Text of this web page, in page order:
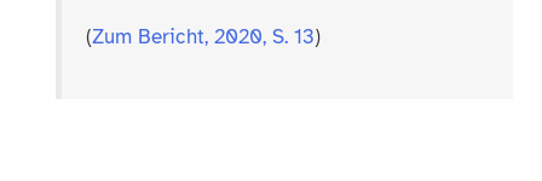
(Zum Bericht, 2020, S. 13)